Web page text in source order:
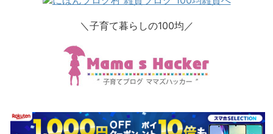
＼子育て暮らしの100均／